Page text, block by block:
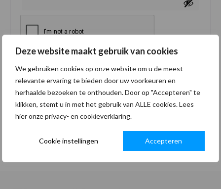
Deze website maakt gebruik van cookies
We gebruiken cookies op onze website om u de meest
relevante ervaring te bieden door uw voorkeuren en
herhaalde bezoeken te onthouden. Door op "Accepteren" te
klikken, stemt u in met het gebruik van ALLE cookies. Lees
hier onze privacy- en cookieverklaring.
Cookie instellingen Accepteren
Je persoonlijke gegevens worden gebruikt om je
ervaring op deze site te ondersteunen, om toegang
tot je account te beheren en voor andere doeleinden
zoals omschreven in onzeprivacybeleid.